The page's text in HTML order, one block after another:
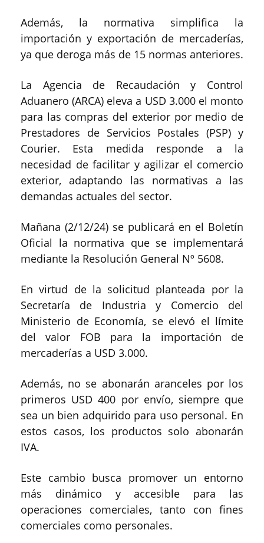
Además, la normativa simplifica la
importación y exportación de mercaderías,
ya que deroga más de 15 normas anteriores.
La Agencia de Recaudación y Control
Aduanero (ARCA) eleva a USD 3.000 el monto
para las compras del exterior por medio de
Prestadores de Servicios Postales (PSP) y
Courier. Esta medida responde a la
necesidad de facilitar y agilizar el comercio
exterior, adaptando las normativas a las
demandas actuales del sector.
Mañana (2/12/24) se publicará en el Boletín
Oficial la normativa que se implementará
mediante la Resolución General Nº 5608.
En virtud de la solicitud planteada por la
Secretaría de Industria y Comercio del
Ministerio de Economía, se elevó el límite
del valor FOB para la importación de
mercaderías a USD 3.000.
Además, no se abonarán aranceles por los
primeros USD 400 por envío, siempre que
sea un bien adquirido para uso personal. En
estos casos, los productos solo abonarán
IVA.
Este cambio busca promover un entorno
más dinámico y accesible para las
operaciones comerciales, tanto con fines
comerciales como personales.